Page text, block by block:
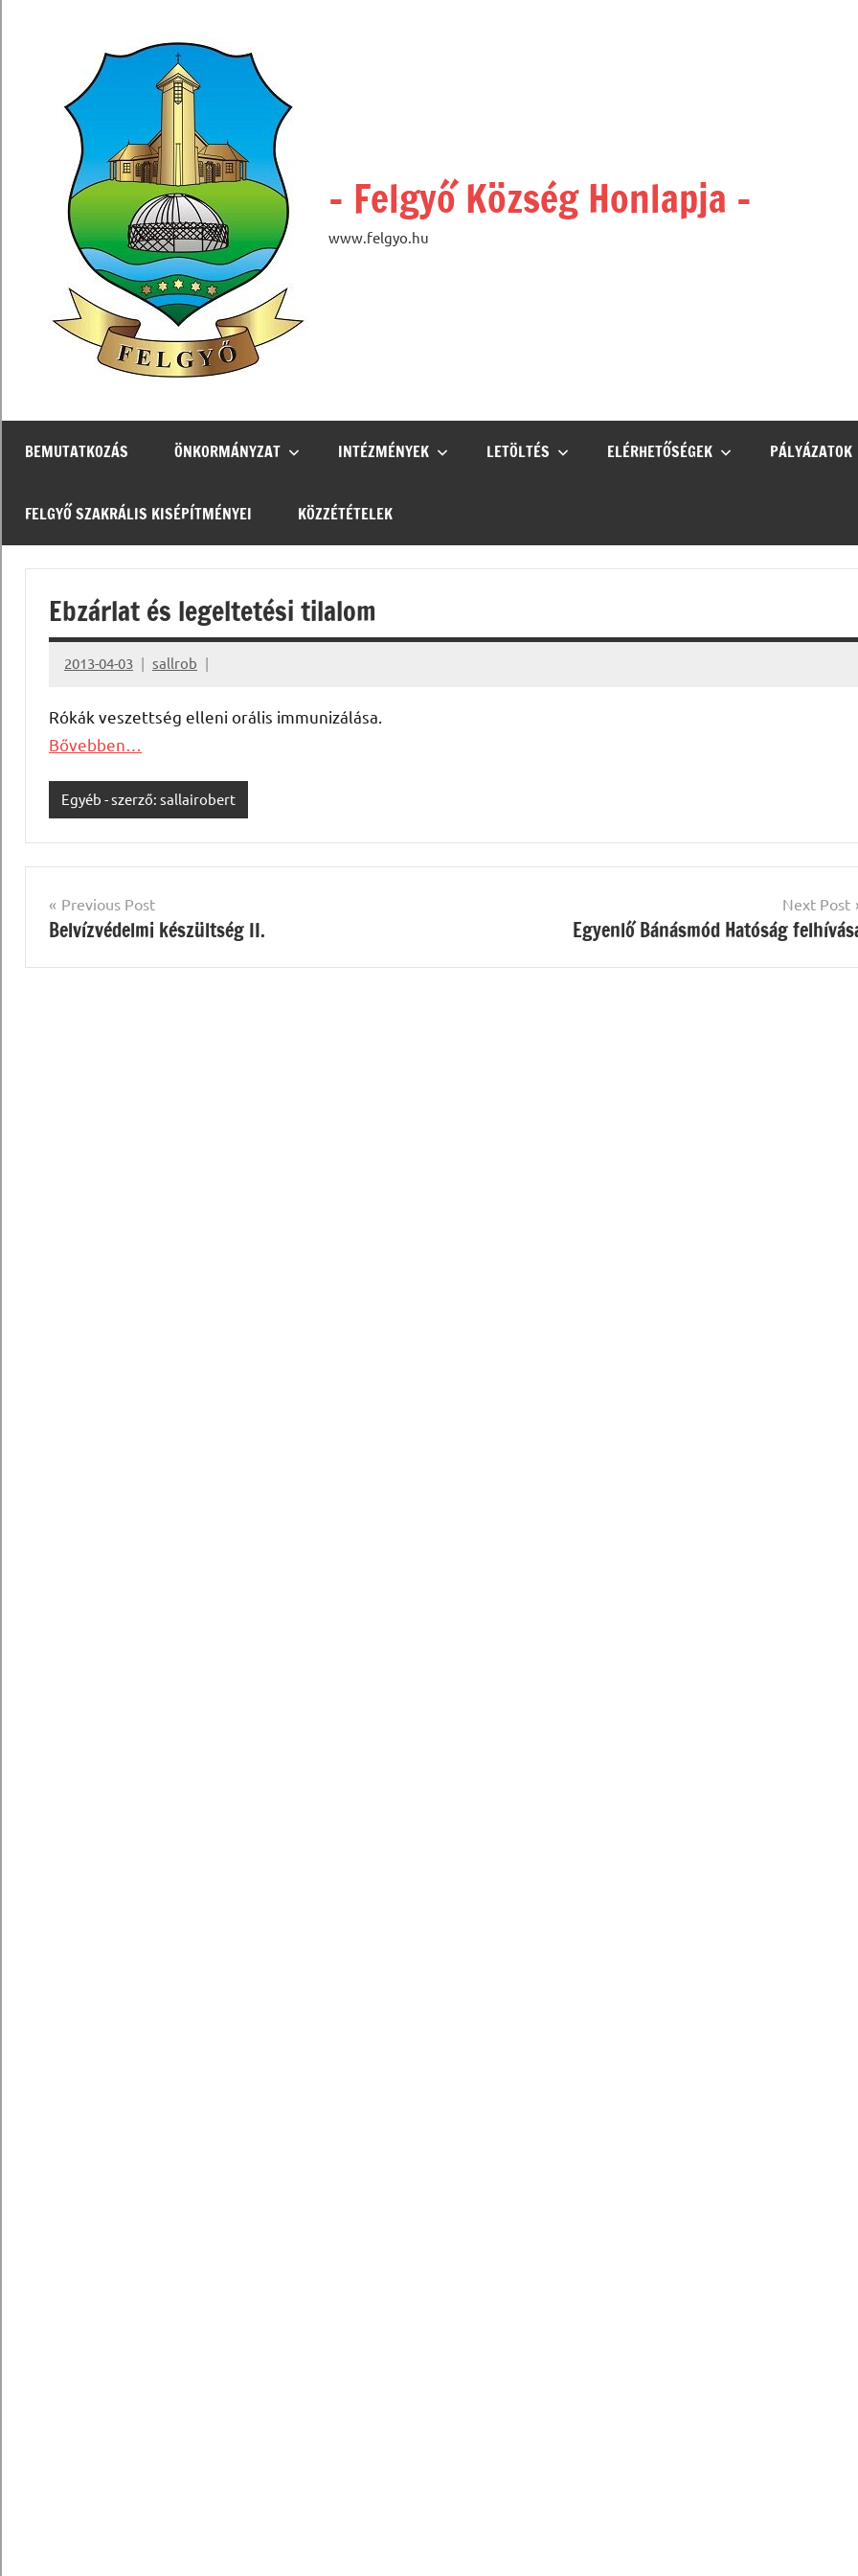
– Felgyő Község Honlapja –
www.felgyo.hu
BEMUTATKOZÁS ÖNKORMÁNYZAT INTÉZMÉNYEK LETÖLTÉS ELÉRHETŐSÉGEK PÁLYÁZATOK
FELGYŐ SZAKRÁLIS KISÉPÍTMÉNYEI KÖZZÉTÉTELEK
Ebzárlat és legeltetési tilalom
2013-04-03 sallrob
Rókák veszettség elleni orális immunizálása.
Bővebben…
Egyéb - szerző: sallairobert
Bejegyzés
navigáció
Previous Post
Belvízvédelmi készültség II.
Next Post
Egyenlő Bánásmód Hatóság